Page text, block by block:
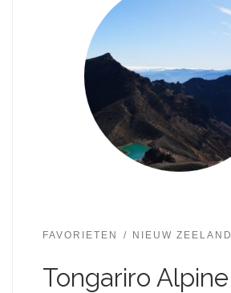
FAVORIETEN NIEUW ZEELAND
Tongariro Alpine